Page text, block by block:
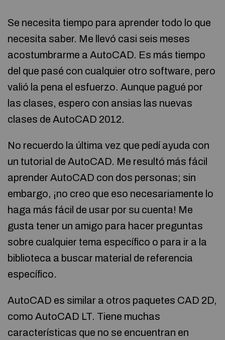
Se necesita tiempo para aprender todo lo que
necesita saber. Me llevó casi seis meses
acostumbrarme a AutoCAD. Es más tiempo
del que pasé con cualquier otro software, pero
valió la pena el esfuerzo. Aunque pagué por
las clases, espero con ansias las nuevas
clases de AutoCAD 2012.
No recuerdo la última vez que pedí ayuda con
un tutorial de AutoCAD. Me resultó más fácil
aprender AutoCAD con dos personas; sin
embargo, ¡no creo que eso necesariamente lo
haga más fácil de usar por su cuenta! Me
gusta tener un amigo para hacer preguntas
sobre cualquier tema específico o para ir a la
biblioteca a buscar material de referencia
específico.
AutoCAD es similar a otros paquetes CAD 2D,
como AutoCAD LT. Tiene muchas
características que no se encuentran en